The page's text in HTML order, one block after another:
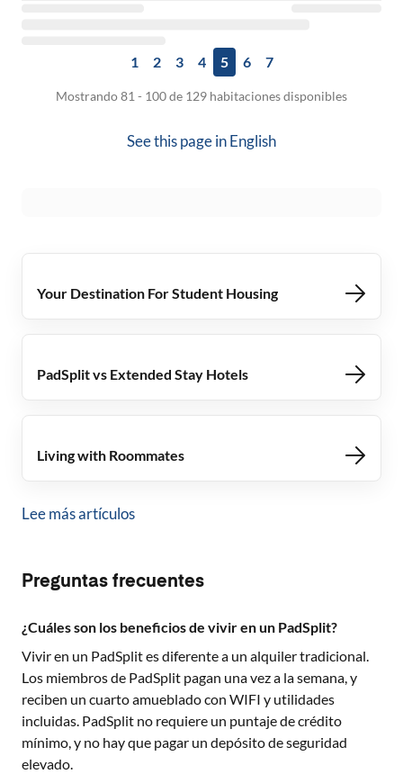
1 2 3 4 5 6 7
Mostrando 81 - 100 de 129 habitaciones disponibles
See this page inEnglish
Your Destination For Student Housing
PadSplit vs Extended Stay Hotels
Living with Roommates
Lee más artículos
Preguntas frecuentes
¿Cuáles son los beneficios de vivir en un PadSplit?
Vivir en un PadSplit es diferente a un alquiler tradicional.
Los miembros de PadSplit pagan una vez a la semana, y
reciben un cuarto amueblado con WIFI y utilidades
incluidas. PadSplit no requiere un puntaje de crédito
mínimo, y no hay que pagar un depósito de seguridad
elevado.